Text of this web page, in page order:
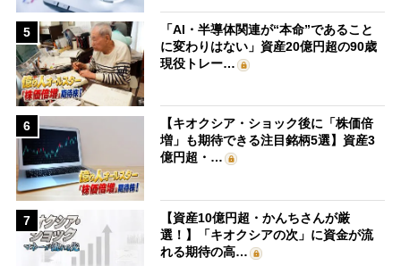
5
「AI・半導体関連が“本命”であること
に変わりはない」資産20億円超の90歳
現役トレー…
6
【キオクシア・ショック後に「株価倍
増」も期待できる注目銘柄5選】資産3
億円超・…
7
【資産10億円超・かんちさんが厳
選！】「キオクシアの次」に資金が流
れる期待の高…